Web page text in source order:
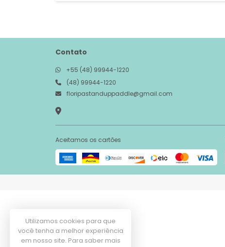
Contato
+55 (48) 99944-1220
(48) 99944-1220
floripastanduppaddle@gmail.com
Aceitamos os cartões
Utilizamos cookies para que
você tenha a melhor experiência
em nosso site. Para saber mais